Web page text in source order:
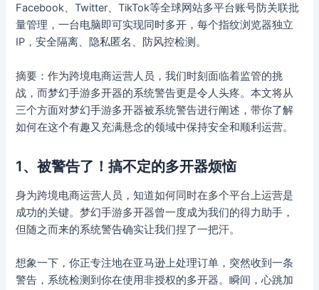
Facebook、Twitter、TikTok等全球网站多平台账号防关联批
量管理，一台电脑即可实现同时多开，每个指纹浏览器独立
IP，安全隔离、隐私匿名、防风控检测。
摘要：作为跨境电商运营人员，我们时刻面临着监管的挑
战，而梦幻手游多开器的系统警告更是令人头疼。本文将从
三个方面对梦幻手游多开器被系统警告进行阐述，带你了解
如何在这个有趣又充满悬念的领域中保持安全和顺利运营。
1、被警告了！搞不定的多开器烦恼
身为跨境电商运营人员，知道如何同时在多个平台上运营是
成功的关键。梦幻手游多开器曾一度成为我们的得力助手，
但随之而来的系统警告确实让我们捏了一把汗。
想象一下，你正专注地在亚马逊上处理订单，突然收到一条
警告，系统检测到你在使用非授权的多开器。瞬间，心跳加